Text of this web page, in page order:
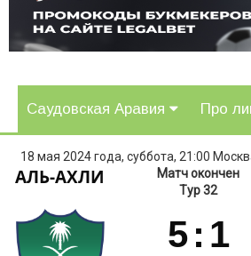
Саудовская Аравия Про
18 мая 2024 года, суббота, 21:00
АЛЬ-АХЛИ
Матч окончен
Тур 32
5: 1